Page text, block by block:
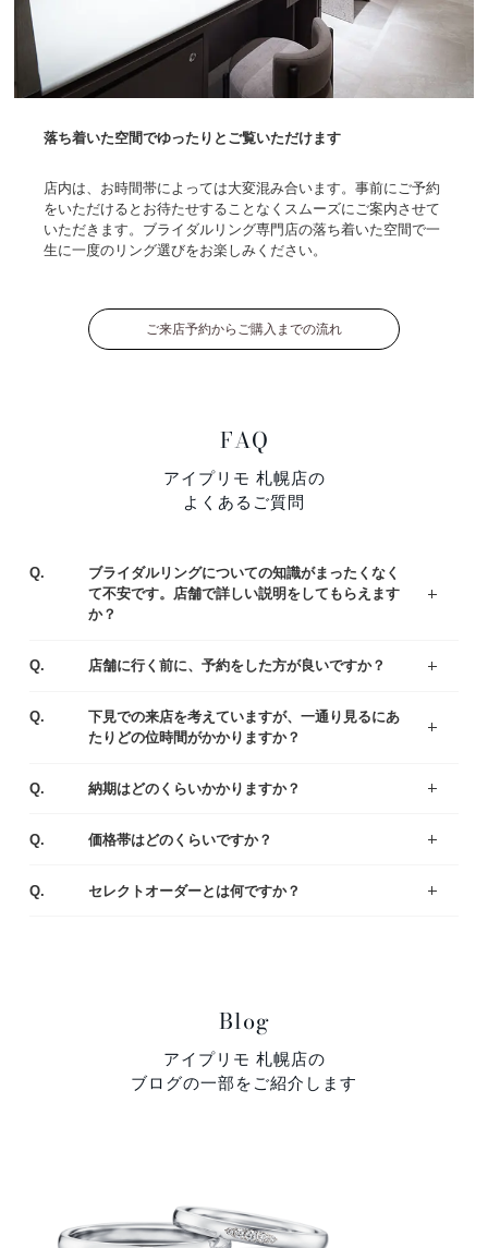
落ち着いた空間でゆったりとご覧いただけます
店内は、お時間帯によっては大変混み合います。事前にご予約
をいただけるとお待たせすることなくスムーズにご案内させて
いただきます。ブライダルリング専門店の落ち着いた空間で一
生に一度のリング選びをお楽しみください。
ご来店予約からご購入までの流れ
FAQ
アイプリモ 札幌店の
よくあるご質問
Q.
ブライダルリングについての知識がまったくなく
て不安です。店舗で詳しい説明をしてもらえます
か？
Q.
店舗に行く前に、予約をした方が良いですか？
Q.
下見での来店を考えていますが、一通り見るにあ
たりどの位時間がかかりますか？
Q.
納期はどのくらいかかりますか？
Q.
価格帯はどのくらいですか？
Q.
セレクトオーダーとは何ですか？
Blog
アイプリモ 札幌店の
ブログの一部をご紹介します